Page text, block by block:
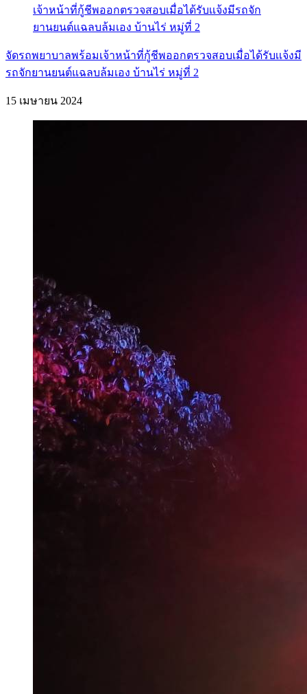
จัดรถพยาบาลพร้อมเจ้าหน้าที่กู้ชีพออกตรวจสอบเมื่อได้รับเเจ้งมี
รถจักยานยนต์แฉลบล้มเอง บ้านไร่ หมู่ที่ 2
15 เมษายน 2024